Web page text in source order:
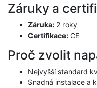
Záruky a
Záruka: 2 roky
Certifikace: CE
Proč zvolit
Nejvyšší standard
Snadná instalace a